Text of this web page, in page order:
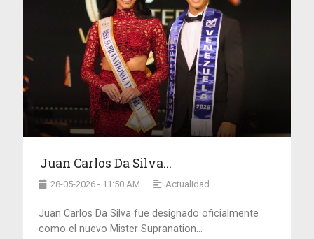
Juan Carlos Da Silva...
28-05-2026 - 11:50 AM Actualidad
Juan Carlos Da Silva fue designado oficialmente
como el nuevo Mister Supranation...